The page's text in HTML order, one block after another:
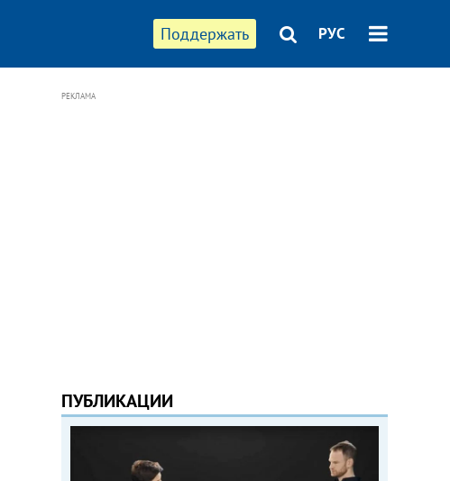
Поддержать РУС
РЕКЛАМА
ПУБЛИКАЦИИ